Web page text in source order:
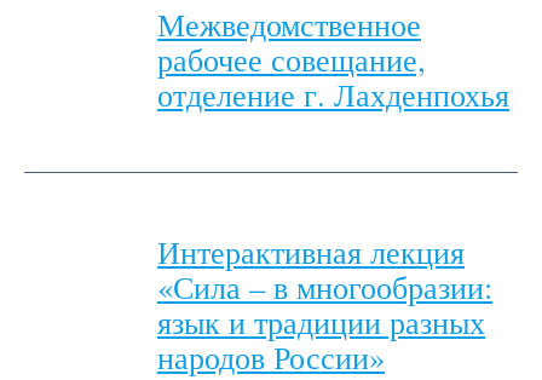
Межведомственное
рабочее совещание,
отделение г. Лахденпохья
Интерактивная лекция
«Сила – в многообразии:
язык и традиции разных
народов России»